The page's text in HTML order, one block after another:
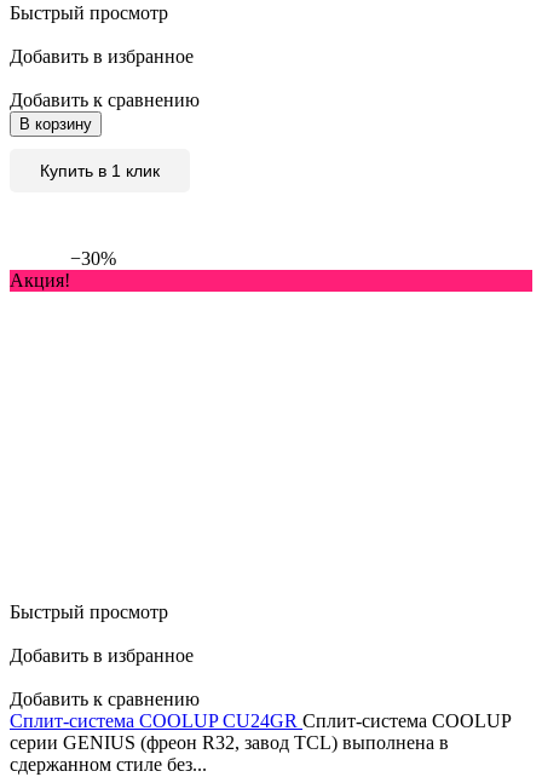
Быстрый просмотр
Добавить в избранное
Добавить к сравнению
В корзину
Купить в 1 клик
−30%
Акция!
Быстрый просмотр
Добавить в избранное
Добавить к сравнению
Сплит-система COOLUP CU24GR Сплит-система COOLUP
серии GENIUS (фреон R32, завод TCL) выполнена в
сдержанном стиле без...